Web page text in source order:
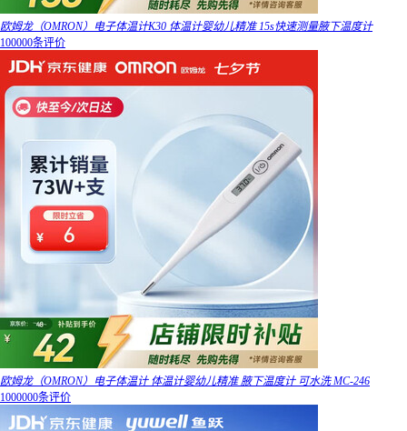
欧姆龙（OMRON）电子体温计K30 体温计婴幼儿精准 15s快速测量腋下温度计
100000条评价
欧姆龙（OMRON）电子体温计 体温计婴幼儿精准 腋下温度计 可水洗 MC-246
1000000条评价